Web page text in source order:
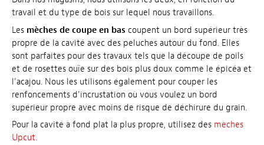
travail et du type de bois sur lequel nous travaillons.
Les mèches de coupe en bas coupent un bord supérieur très
propre de la cavité avec des peluches autour du fond. Elles
sont parfaites pour des travaux tels que la découpe de poils
et de rosettes ouïe sur des bois plus doux comme le épicéa et
l’acajou. Nous les utilisons également pour couper les
renfoncements d’incrustation où vous voulez un bord
supérieur propre avec moins de risque de déchirure du grain.
Pour la cavité à fond plat la plus propre, utilisez des mèches
Upcut.